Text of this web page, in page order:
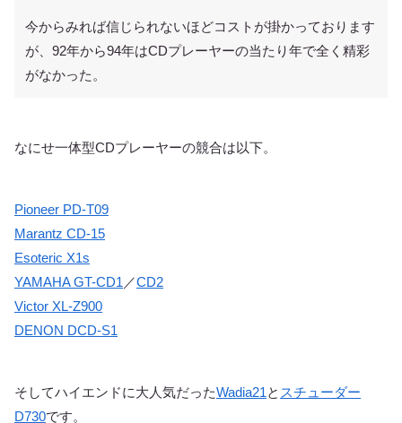
今からみれば信じられないほどコストが掛かっております
が、92年から94年はCDプレーヤーの当たり年で全く精彩
がなかった。
なにせ一体型CDプレーヤーの競合は以下。
Pioneer PD-T09
Marantz CD-15
Esoteric X1s
YAMAHA GT-CD1 ／CD2
Victor XL-Z900
DENON DCD-S1
そしてハイエンドに大人気だったWadia21と スチューダー
D730です。